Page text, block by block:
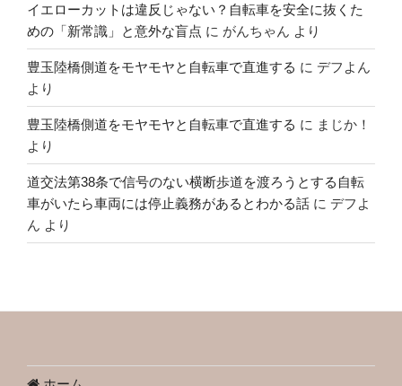
イエローカットは違反じゃない？自転車を安全に抜くた
めの「新常識」と意外な盲点 に がんちゃん より
豊玉陸橋側道をモヤモヤと自転車で直進する に デフよん
より
豊玉陸橋側道をモヤモヤと自転車で直進する に まじか！
より
道交法第38条で信号のない横断歩道を渡ろうとする自転
車がいたら車両には停止義務があるとわかる話 に デフよ
ん より